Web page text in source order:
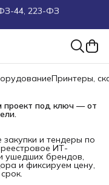
или в чат
и под заказ
Принтеры,
проект под ключ — от
и тендеры по
ИТ-
ушедших брендов,
и фиксируем цену,